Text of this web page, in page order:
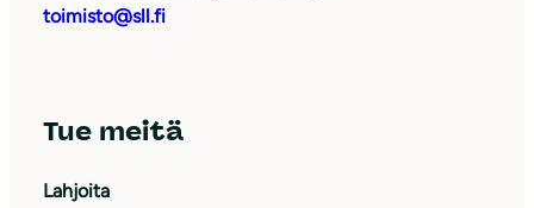
toimisto@sll.fi
Tue meitä
Lahjoita